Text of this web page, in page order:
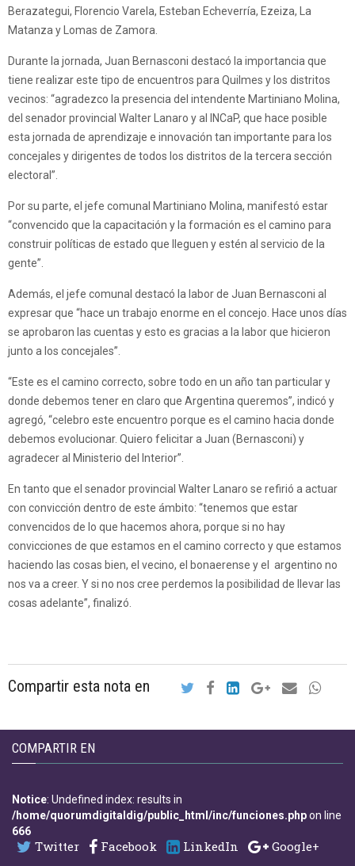
Berazategui, Florencio Varela, Esteban Echeverría, Ezeiza, La
Matanza y Lomas de Zamora.
Durante la jornada, Juan Bernasconi destacó la importancia que
tiene realizar este tipo de encuentros para Quilmes y los distritos
vecinos: “agradezco la presencia del intendente Martiniano Molina,
del senador provincial Walter Lanaro y al INCaP, que hace posible
esta jornada de aprendizaje e innovación tan importante para los
concejales y dirigentes de todos los distritos de la tercera sección
electoral”.
Por su parte, el jefe comunal Martiniano Molina, manifestó estar
“convencido que la capacitación y la formación es el camino para
construir políticas de estado que lleguen y estén al servicio de la
gente”.
Además, el jefe comunal destacó la labor de Juan Bernasconi al
expresar que “hace un trabajo enorme en el concejo. Hace unos días
se aprobaron las cuentas y esto es gracias a la labor que hicieron
junto a los concejales”.
“Este es el camino correcto, sobre todo en un año tan particular y
donde debemos tener en claro que Argentina queremos”, indicó y
agregó, “celebro este encuentro porque es el camino hacia donde
debemos evolucionar. Quiero felicitar a Juan (Bernasconi) y
agradecer al Ministerio del Interior”.
En tanto que el senador provincial Walter Lanaro se refirió a actuar
con convicción dentro de este ámbito: “tenemos que estar
convencidos de lo que hacemos ahora, porque si no hay
convicciones de que estamos en el camino correcto y que estamos
haciendo las cosas bien, el vecino, el bonaerense y el argentino no
nos va a creer. Y si no nos cree perdemos la posibilidad de llevar las
cosas adelante”, finalizó.
Compartir esta nota en
COMPARTIR EN
Notice: Undefined index: results in
/home/quorumdigitaldig/public_html/inc/funciones.phpon line
666
Twitter Facebook LinkedIn
Google+